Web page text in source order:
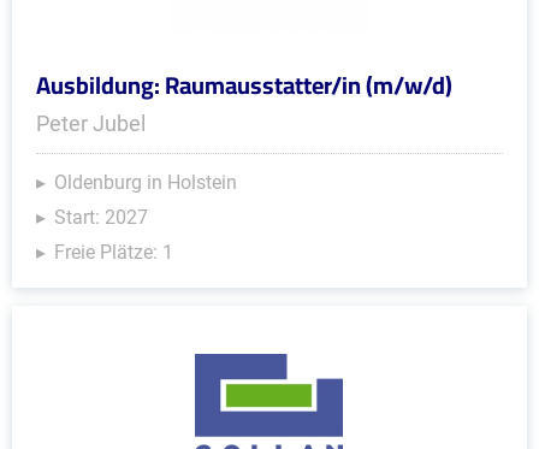
Ausbildung: Raumausstatter/in (m/w/d)
Peter Jubel
Oldenburg in Holstein
Start: 2027
Freie Plätze: 1